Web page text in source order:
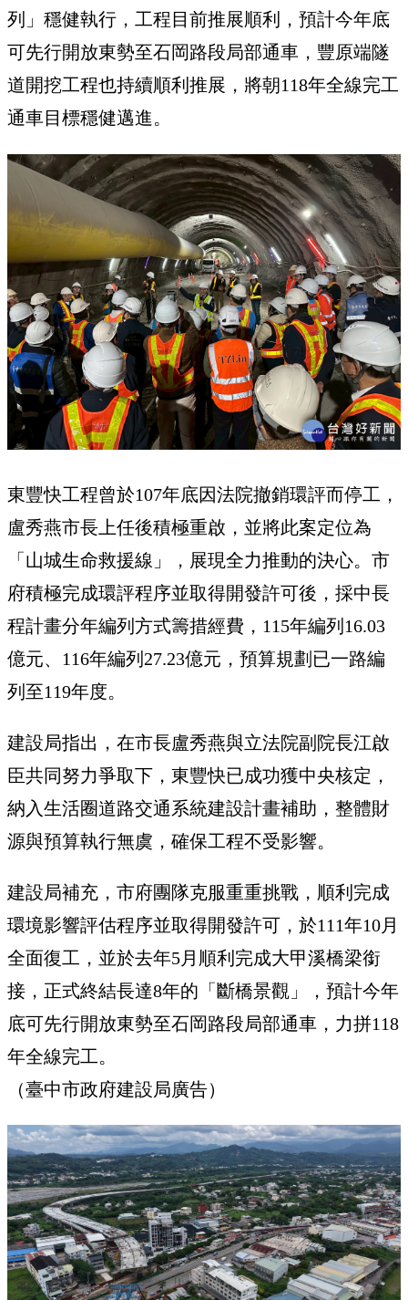
列」穩健執行，工程目前推展順利，預計今年底
可先行開放東勢至石岡路段局部通車，豐原端隧
道開挖工程也持續順利推展，將朝118年全線完工
通車目標穩健邁進。
東豐快工程曾於107年底因法院撤銷環評而停工，
盧秀燕市長上任後積極重啟，並將此案定位為
「山城生命救援線」，展現全力推動的決心。市
府積極完成環評程序並取得開發許可後，採中長
程計畫分年編列方式籌措經費，115年編列16.03
億元、116年編列27.23億元，預算規劃已一路編
列至119年度。
建設局指出，在市長盧秀燕與立法院副院長江啟
臣共同努力爭取下，東豐快已成功獲中央核定，
納入生活圈道路交通系統建設計畫補助，整體財
源與預算執行無虞，確保工程不受影響。
建設局補充，市府團隊克服重重挑戰，順利完成
環境影響評估程序並取得開發許可，於111年10月
全面復工，並於去年5月順利完成大甲溪橋梁銜
接，正式終結長達8年的「斷橋景觀」，預計今年
底可先行開放東勢至石岡路段局部通車，力拼118
年全線完工。
（臺中市政府建設局廣告）